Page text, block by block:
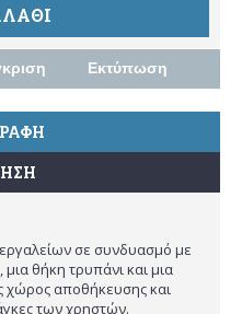
Εκτύπωση
σε συνδυασμό με
θήκη τρυπάνι και μια
χώρος αποθήκευσης και
των χρηστών.